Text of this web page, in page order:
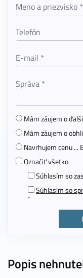
Popis
Mám záujem o
Mám záujem o
Navrhujem cenu ...
Označiť všetko
Súhlasím so
Súhlasím so
*